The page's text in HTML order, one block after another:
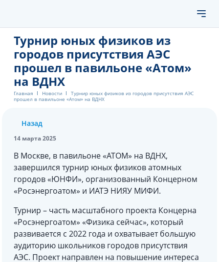
Турнир юных физиков из
городов присутствия АЭС
прошел в павильоне «Атом»
на ВДНХ
Главная Новости
Турнир юных физиков из городов присутствия АЭС
прошел в павильоне «Атом» на ВДНХ
Назад
14 марта 2025
В Москве, в павильоне «АТОМ» на ВДНХ,
завершился турнир юных физиков атомных
городов «ЮНФИ», организованный Концерном
«Росэнергоатом» и ИАТЭ НИЯУ МИФИ.
Турнир – часть масштабного проекта Концерна
«Росэнергоатом» «Физика сейчас», который
развивается с 2022 года и охватывает большую
аудиторию школьников городов присутствия
АЭС. Проект направлен на повышение интереса